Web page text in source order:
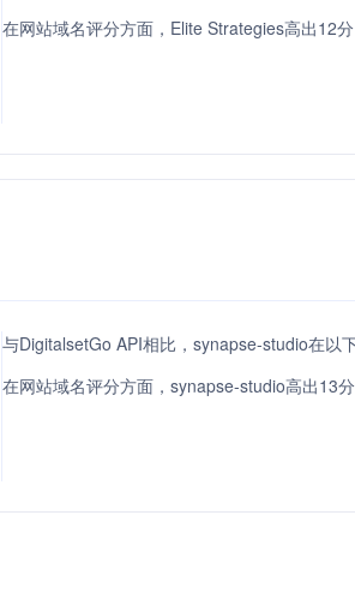
在网站域名评分方面，Elite Strategies高出12分
与DigitalsetGo API相比，synapse-studio在以
在网站域名评分方面，synapse-studio高出13分